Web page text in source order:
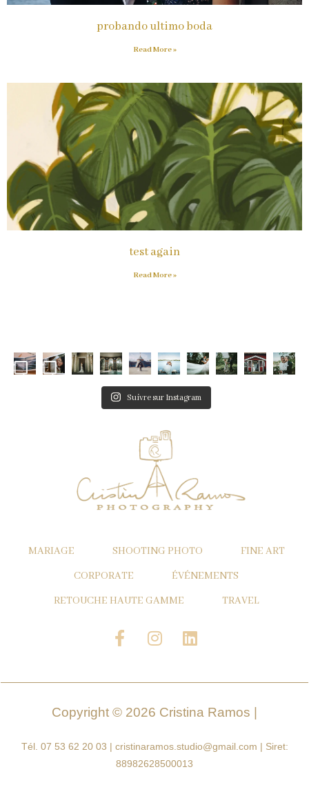
probando ultimo boda
Read More »
test again
Read More »
Suivre sur Instagram
MARIAGE SHOOTING PHOTO
FINE ART
CORPORATE
ÉVÉNEMENTS
RETOUCHE HAUTE GAMME
TRAVEL
a
b
o
o
k
-
f
n
a
g
r
m
i
e
d
i
n
Copyright © 2026 Cristina Ramos |
Tél. 07 53 62 20 03 | cristinaramos.studio@gmail.com | Siret:
88982628500013